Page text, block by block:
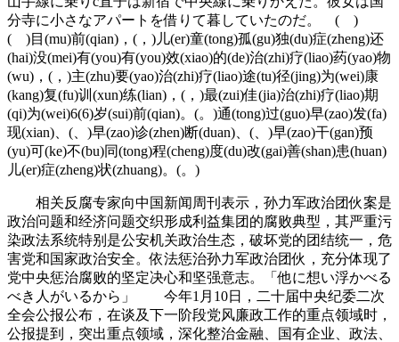
分寺に小さなアパートを借りて暮していたのだ。 ( )
( )目(mu)前(qian)，(，)儿(er)童(tong)孤(gu)独(du)症(zheng)还
(hai)没(mei)有(you)有(you)效(xiao)的(de)治(zhi)疗(liao)药(yao)物
(wu)，(，)主(zhu)要(yao)治(zhi)疗(liao)途(tu)径(jing)为(wei)康
(kang)复(fu)训(xun)练(lian)，(，)最(zui)佳(jia)治(zhi)疗(liao)期
(qi)为(wei)6(6)岁(sui)前(qian)。(。)通(tong)过(guo)早(zao)发(fa)
现(xian)、(、)早(zao)诊(zhen)断(duan)、(、)早(zao)干(gan)预
(yu)可(ke)不(bu)同(tong)程(cheng)度(du)改(gai)善(shan)患(huan)
儿(er)症(zheng)状(zhuang)。(。)
相关反腐专家向中国新闻周刊表示，孙力军政治团伙案是
政治问题和经济问题交织形成利益集团的腐败典型，其严重污
染政法系统特别是公安机关政治生态，破坏党的团结统一，危
害党和国家政治安全。依法惩治孙力军政治团伙，充分体现了
党中央惩治腐败的坚定决心和坚强意志。「他に想い浮かべる
べき人がいるから」 今年1月10日，二十届中央纪委二次
全会公报公布，在谈及下一阶段党风廉政工作的重点领域时，
公报提到，突出重点领域，深化整治金融、国有企业、政法、